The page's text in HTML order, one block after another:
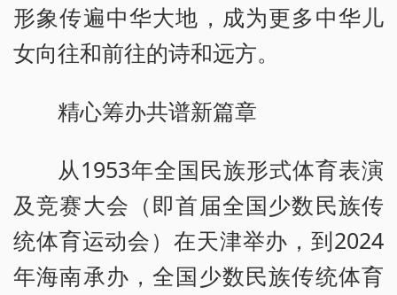
形象传遍中华大地，成为更多中华儿
女向往和前往的诗和远方。
精心筹办共谱新篇章
从1953年全国民族形式体育表演
及竞赛大会（即首届全国少数民族传
统体育运动会）在天津举办，到2024
年海南承办，全国少数民族传统体育